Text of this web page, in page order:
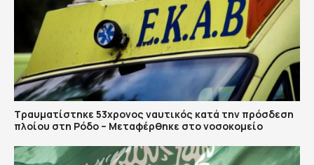
Τραυματίστηκε 53χρονος ναυτικός κατά την πρόσδεση
πλοίου στη Ρόδο – Μεταφέρθηκε στο νοσοκομείο